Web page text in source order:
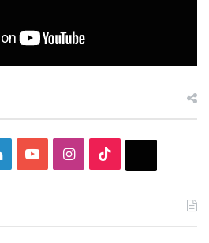
LinkedInYouTubeInstagram